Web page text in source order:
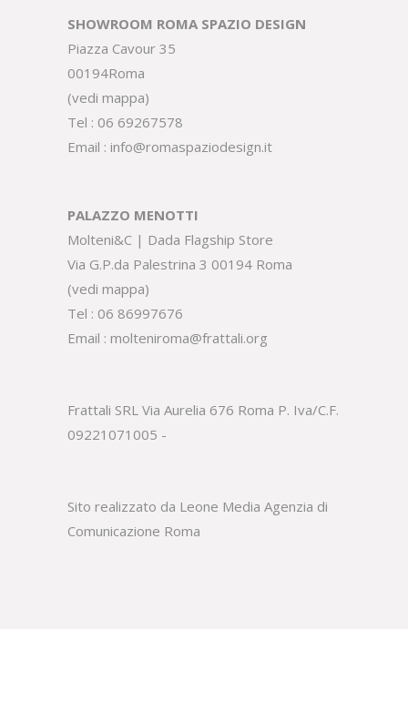
SHOWROOM ROMA SPAZIO DESIGN
Piazza Cavour 35
00194Roma
(vedi mappa)
Tel : 06 69267578
Email : info@romaspaziodesign.it
PALAZZO MENOTTI
Molteni&C | Dada Flagship Store
Via G.P.da Palestrina 3 00194 Roma
(vedi mappa)
Tel : 06 86997676
Email : molteniroma@frattali.org
Frattali SRL Via Aurelia 676 Roma P. Iva/C.F.
09221071005 -
Sito realizzato da Leone Media Agenzia di
Comunicazione Roma